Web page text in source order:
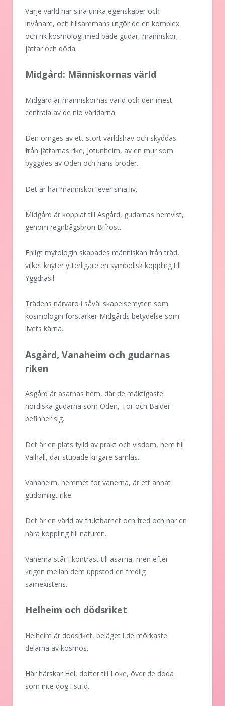
Varje värld har sina unika egenskaper och
invånare, och tillsammans utgör de en komplex
och rik kosmologi med både gudar, människor,
jättar och döda.
Midgård: Människornas värld
Midgård är människornas värld och den mest
centrala av de nio världarna.
Den omges av ett stort världshav och skyddas
från jättarnas rike, Jotunheim, av en mur som
byggdes av Oden och hans bröder.
Det är här människor lever sina liv.
Midgård är kopplat till Asgård, gudarnas hemvist,
genom regnbågsbron Bifrost.
Enligt mytologin skapades människan från träd,
vilket knyter ytterligare en symbolisk koppling till
Yggdrasil.
Trädens närvaro i såväl skapelsemyten som
kosmologin förstärker Midgårds betydelse som
livets kärna.
Asgård, Vanaheim och gudarnas
riken
Asgård är asarnas hem, där de mäktigaste
nordiska gudarna som Oden, Tor och Balder
befinner sig.
Det är en plats fylld av prakt och visdom, hem till
Valhall, där stupade krigare samlas.
Vanaheim, hemmet för vanerna, är ett annat
gudomligt rike.
Det är en värld av fruktbarhet och fred och har en
nära koppling till naturen.
Vanerna står i kontrast till asarna, men efter
krigen mellan dem uppstod en fredlig
samexistens.
Helheim och dödsriket
Helheim är dödsriket, beläget i de mörkaste
delarna av kosmos.
Här härskar Hel, dotter till Loke, över de döda
som inte dog i strid.